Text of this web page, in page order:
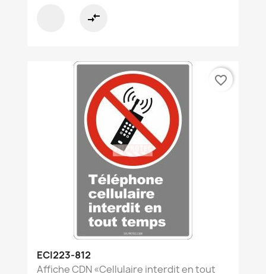
compare_arrows
ECI223-812
Affiche CDN «Cellulaire interdit en tout
favorite_border